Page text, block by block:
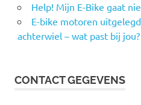
Help! Mijn E-Bike gaat
E-bike motoren
achterwiel – wat past bij jou?
CONTACT GEGEVENS